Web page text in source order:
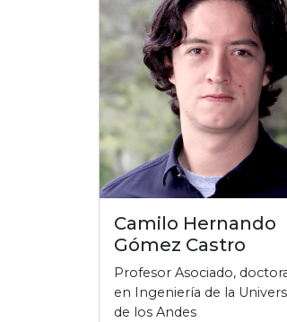
Camilo Hernando
Gómez Castro
Profesor Asociado,
en Ingeniería de la
de los Andes